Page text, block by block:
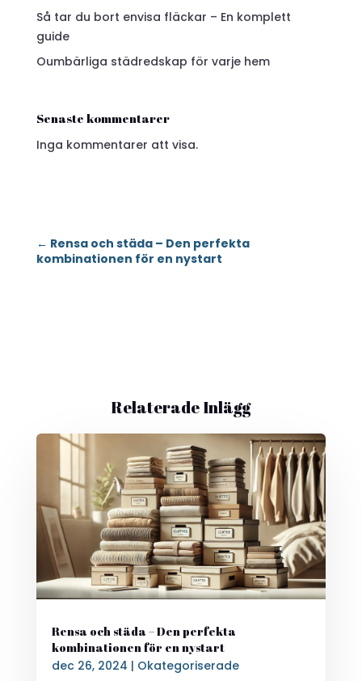
Så tar du bort envisa fläckar – En komplett
guide
Oumbärliga städredskap för varje hem
Senaste kommentarer
Inga kommentarer att visa.
← Rensa och städa – Den perfekta
kombinationen för en nystart
Relaterade Inlägg
Rensa och städa – Den perfekta
kombinationen för en nystart
dec 26, 2024 | Okategoriserade